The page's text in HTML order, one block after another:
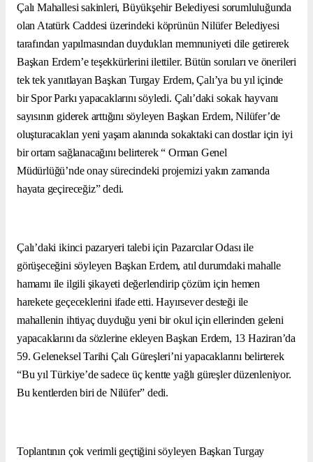
Çalı Mahallesi sakinleri, Büyükşehir Belediyesi sorumluluğunda
olan Atatürk Caddesi üzerindeki köprünün Nilüfer Belediyesi
tarafından yapılmasından duydukları memnuniyeti dile getirerek
Başkan Erdem’e teşekkürlerini ilettiler. Bütün soruları ve önerileri
tek tek yanıtlayan Başkan Turgay Erdem, Çalı’ya bu yıl içinde
bir Spor Parkı yapacaklarını söyledi. Çalı’daki sokak hayvanı
sayısının giderek arttığını söyleyen Başkan Erdem, Nilüfer’de
oluşturacakları yeni yaşam alanında sokaktaki can dostlar için iyi
bir ortam sağlanacağını belirterek “ Orman Genel
Müdürlüğü’nde onay sürecindeki projemizi yakın zamanda
hayata geçireceğiz” dedi.
Çalı’daki ikinci pazaryeri talebi için Pazarcılar Odası ile
görüşeceğini söyleyen Başkan Erdem, atıl durumdaki mahalle
hamamı ile ilgili şikayeti değerlendirip çözüm için hemen
harekete geçeceklerini ifade etti. Hayırsever desteği ile
mahallenin ihtiyaç duyduğu yeni bir okul için ellerinden geleni
yapacaklarını da sözlerine ekleyen Başkan Erdem, 13 Haziran’da
59. Geleneksel Tarihi Çalı Güreşleri’ni yapacaklarını belirterek
“Bu yıl Türkiye’de sadece üç kentte yağlı güreşler düzenleniyor.
Bu kentlerden biri de Nilüfer” dedi.
Toplantının çok verimli geçtiğini söyleyen Başkan Turgay